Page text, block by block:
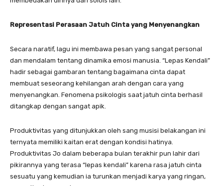
Representasi Perasaan Jatuh Cinta yang Menyenangkan
​Secara naratif, lagu ini membawa pesan yang sangat personal
dan mendalam tentang dinamika emosi manusia. “Lepas Kendali”
hadir sebagai gambaran tentang bagaimana cinta dapat
membuat seseorang kehilangan arah dengan cara yang
menyenangkan. Fenomena psikologis saat jatuh cinta berhasil
ditangkap dengan sangat apik.
​Produktivitas yang ditunjukkan oleh sang musisi belakangan ini
ternyata memiliki kaitan erat dengan kondisi hatinya.
Produktivitas Jo dalam beberapa bulan terakhir pun lahir dari
pikirannya yang terasa “lepas kendali” karena rasa jatuh cinta
sesuatu yang kemudian ia turunkan menjadi karya yang ringan,